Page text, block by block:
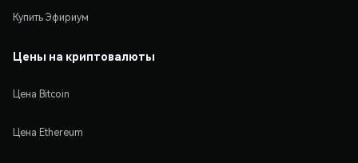
Купить Эфириум
Цены на криптовалюты
Цена Bitcoin
Цена Ethereum